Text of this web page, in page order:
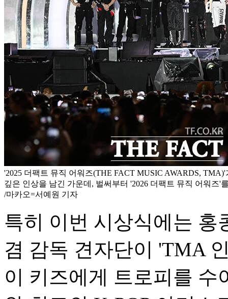
'2025 더팩트 뮤직 어워즈(THE FACT MUSIC AWARDS,
깊은 인상을 남긴 가운데, 벌써부터 '2026 더팩트 뮤직 어워즈'
/마카오=서예원 기자
특히 이번 시상식에는 홍
겸 감독 견자단이 'TMA
이 키즈에게 트로피를